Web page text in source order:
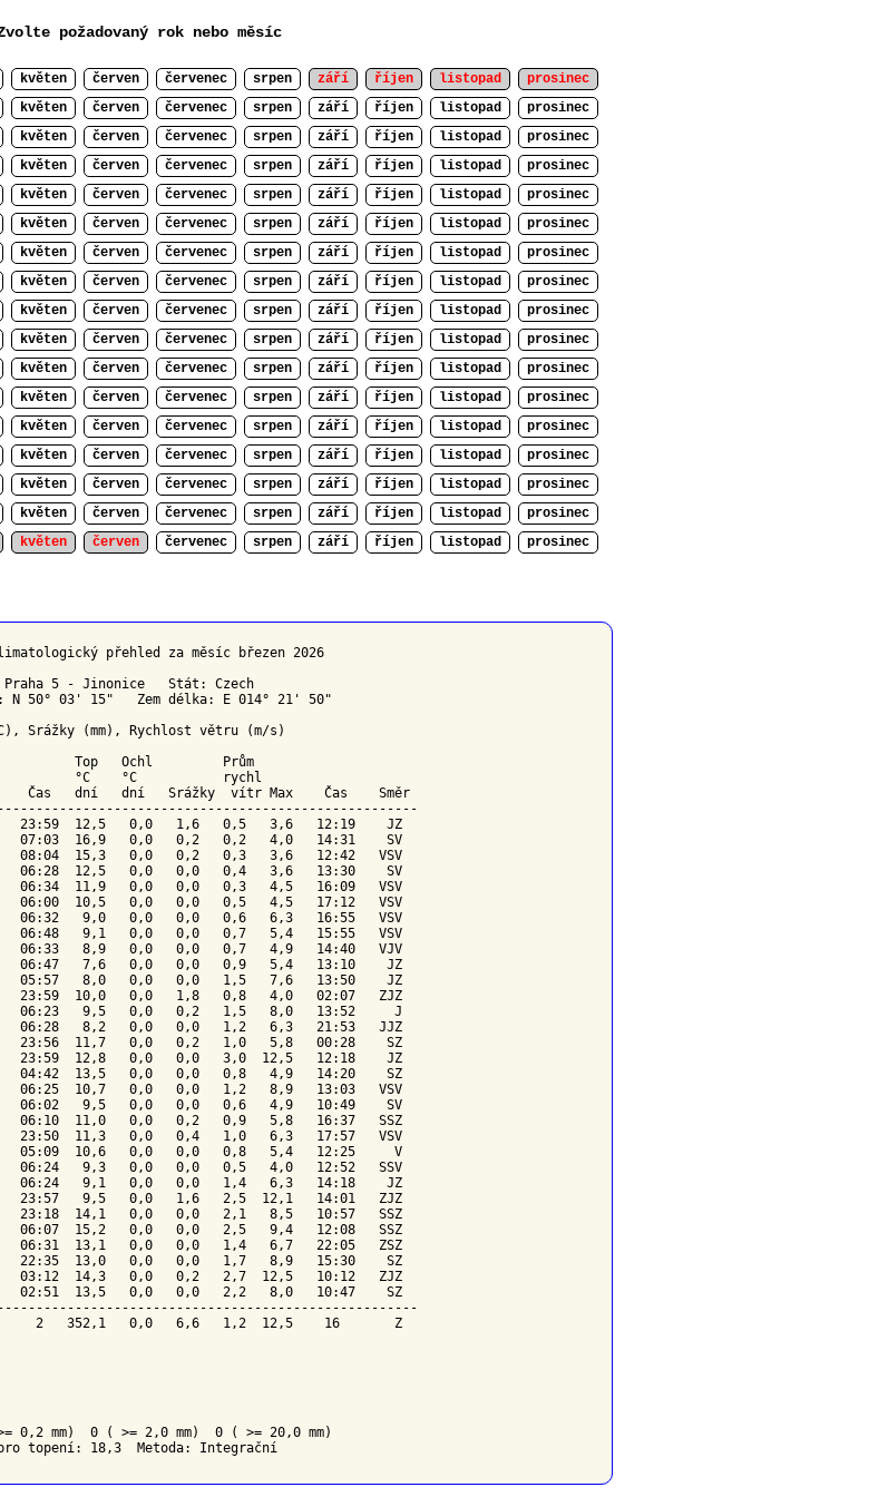
požadovaný rok nebo měsíc
květen červen červenec srpen září říjen listopad
prosinec
květen červen červenec srpen září říjen listopad
prosinec
květen červen červenec srpen září říjen listopad
prosinec
květen červen červenec srpen září říjen listopad
prosinec
květen červen červenec srpen září říjen listopad
prosinec
květen červen červenec srpen září říjen listopad
prosinec
květen červen červenec srpen září říjen listopad
prosinec
květen červen červenec srpen září říjen listopad
prosinec
květen červen červenec srpen září říjen listopad
prosinec
květen červen červenec srpen září říjen listopad
prosinec
květen červen červenec srpen září říjen listopad
prosinec
květen červen červenec srpen září říjen listopad
prosinec
květen červen červenec srpen září říjen listopad
prosinec
květen červen červenec srpen září říjen listopad
prosinec
květen červen červenec srpen září říjen listopad
prosinec
květen červen červenec srpen září říjen listopad
prosinec
květen červen červenec srpen září říjen listopad prosinec
přehled za měsíc březen 2026
5 - Jinonice   Stát: Czech
N 50° 03' 15"   Zem délka: E 014° 21' 50"
Srážky (mm), Rychlost větru (m/s)
Top
Ochl
        Prům
°C    °C
rychl
Čas   dní   dní   Srážky  vítr Max    Čas Směr
23:59  12,5   0,0   1,6   0,5   3,6   12:19    JZ
07:03  16,9   0,0   0,2   0,2   4,0   14:31    SV
08:04  15,3   0,0   0,2   0,3   3,6   12:42   VSV
06:28  12,5   0,0   0,0   0,4   3,6   13:30    SV
06:34  11,9   0,0   0,0   0,3   4,5   16:09   VSV
06:00  10,5   0,0   0,0   0,5   4,5   17:12   VSV
06:32   9,0   0,0   0,0   0,6   6,3   16:55   VSV
06:48   9,1   0,0   0,0   0,7   5,4   15:55   VSV
06:33   8,9   0,0   0,0   0,7   4,9   14:40   VJV
06:47   7,6   0,0   0,0   0,9   5,4   13:10    JZ
05:57   8,0   0,0   0,0   1,5   7,6   13:50    JZ
23:59  10,0   0,0   1,8   0,8   4,0   02:07   ZJZ
06:23   9,5   0,0   0,2   1,5   8,0   13:52     J
06:28   8,2   0,0   0,0   1,2   6,3   21:53   JJZ
23:56  11,7   0,0   0,2   1,0   5,8   00:28    SZ
23:59  12,8   0,0   0,0   3,0  12,5   12:18    JZ
04:42  13,5   0,0   0,0   0,8   4,9   14:20    SZ
06:25  10,7   0,0   0,0   1,2   8,9   13:03   VSV
06:02   9,5   0,0   0,0   0,6   4,9   10:49    SV
06:10  11,0   0,0   0,2   0,9   5,8   16:37   SSZ
23:50  11,3   0,0   0,4   1,0   6,3   17:57   VSV
05:09  10,6   0,0   0,0   0,8   5,4   12:25     V
06:24   9,3   0,0   0,0   0,5   4,0   12:52   SSV
06:24   9,1   0,0   0,0   1,4   6,3   14:18    JZ
23:57   9,5   0,0   1,6   2,5  12,1   14:01   ZJZ
23:18  14,1   0,0   0,0   2,1   8,5   10:57   SSZ
06:07  15,2   0,0   0,0   2,5   9,4   12:08   SSZ
06:31  13,1   0,0   0,0   1,4   6,7   22:05   ZSZ
22:35  13,0   0,0   0,0   1,7   8,9   15:30    SZ
03:12  14,3   0,0   0,2   2,7  12,5   10:12   ZJZ
02:51  13,5   0,0   0,0   2,2   8,0   10:47    SZ
2   352,1   0,0   6,6   1,2  12,5    16       Z
0,2 mm)  0 ( >= 2,0 mm)  0 ( >= 20,0 mm)
topení: 18,3  Metoda: Integrační